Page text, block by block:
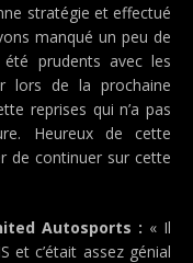
stratégie et effectué
manqué un peu de
prudents avec les
lors de la prochaine
reprises qui n’a pas
Heureux de cette
de continuer sur cette
Autosports : « Il
et c’était assez génial